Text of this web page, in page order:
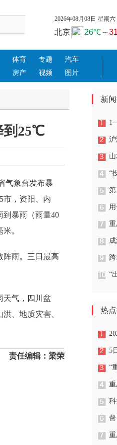
2026年08月08日 星期六
体育 专题
汽车
房产
视频 图片
到25℃
气象台发布暴
市，资阳、内
到暴雨（雨量40
。
阵雨。三日最高
天气，四川盆
、地质灾害、
责任编辑：梁荣
新
“
题
“
热
5
“
护